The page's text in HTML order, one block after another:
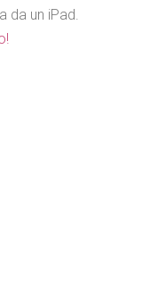
da un iPad.